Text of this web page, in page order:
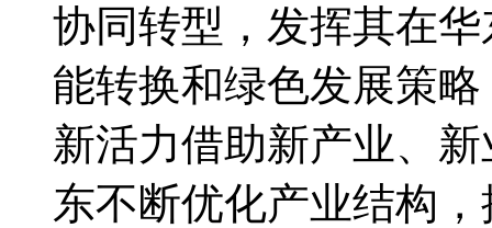
协同转型，发挥其在
能转换和绿色发展策
新活力借助新产业、
东不断优化产业结构